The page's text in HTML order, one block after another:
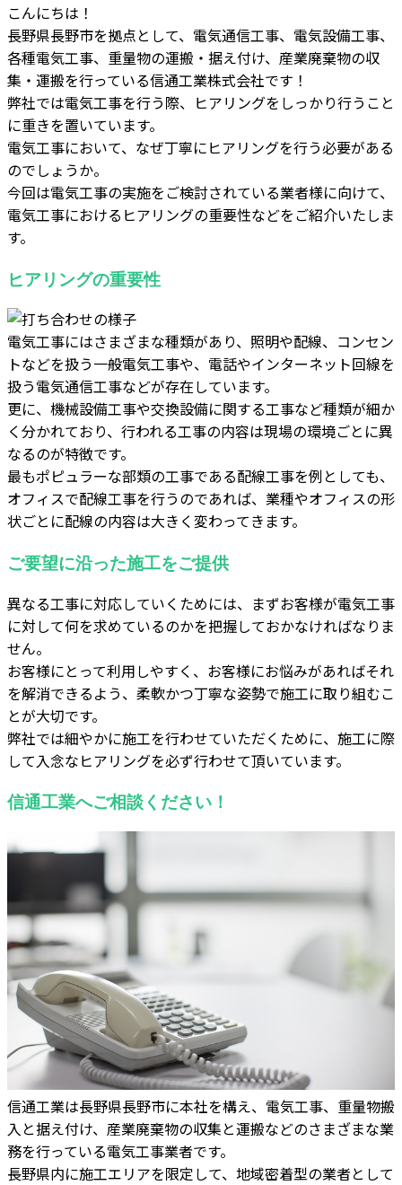
こんにちは！
長野県長野市を拠点として、電気通信工事、電気設備工事、
各種電気工事、重量物の運搬・据え付け、産業廃棄物の収
集・運搬を行っている信通工業株式会社です！
弊社では電気工事を行う際、ヒアリングをしっかり行うこと
に重きを置いています。
電気工事において、なぜ丁寧にヒアリングを行う必要がある
のでしょうか。
今回は電気工事の実施をご検討されている業者様に向けて、
電気工事におけるヒアリングの重要性などをご紹介いたしま
す。
ヒアリングの重要性
電気工事にはさまざまな種類があり、照明や配線、コンセン
トなどを扱う一般電気工事や、電話やインターネット回線を
扱う電気通信工事などが存在しています。
更に、機械設備工事や交換設備に関する工事など種類が細か
く分かれており、行われる工事の内容は現場の環境ごとに異
なるのが特徴です。
最もポピュラーな部類の工事である配線工事を例としても、
オフィスで配線工事を行うのであれば、業種やオフィスの形
状ごとに配線の内容は大きく変わってきます。
ご要望に沿った施工をご提供
異なる工事に対応していくためには、まずお客様が電気工事
に対して何を求めているのかを把握しておかなければなりま
せん。
お客様にとって利用しやすく、お客様にお悩みがあればそれ
を解消できるよう、柔軟かつ丁寧な姿勢で施工に取り組むこ
とが大切です。
弊社では細やかに施工を行わせていただくために、施工に際
して入念なヒアリングを必ず行わせて頂いています。
信通工業へご相談ください！
信通工業は長野県長野市に本社を構え、電気工事、重量物搬
入と据え付け、産業廃棄物の収集と運搬などのさまざまな業
務を行っている電気工事業者です。
長野県内に施工エリアを限定して、地域密着型の業者として